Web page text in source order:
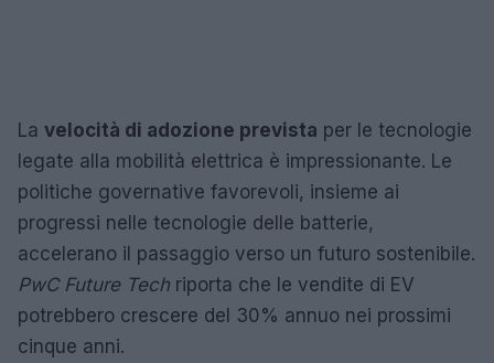
La velocità di adozione prevista per le tecnologie
legate alla mobilità elettrica è impressionante. Le
politiche governative favorevoli, insieme ai
progressi nelle tecnologie delle batterie,
accelerano il passaggio verso un futuro sostenibile.
PwC Future Tech riporta che le vendite di EV
potrebbero crescere del 30% annuo nei prossimi
cinque anni.